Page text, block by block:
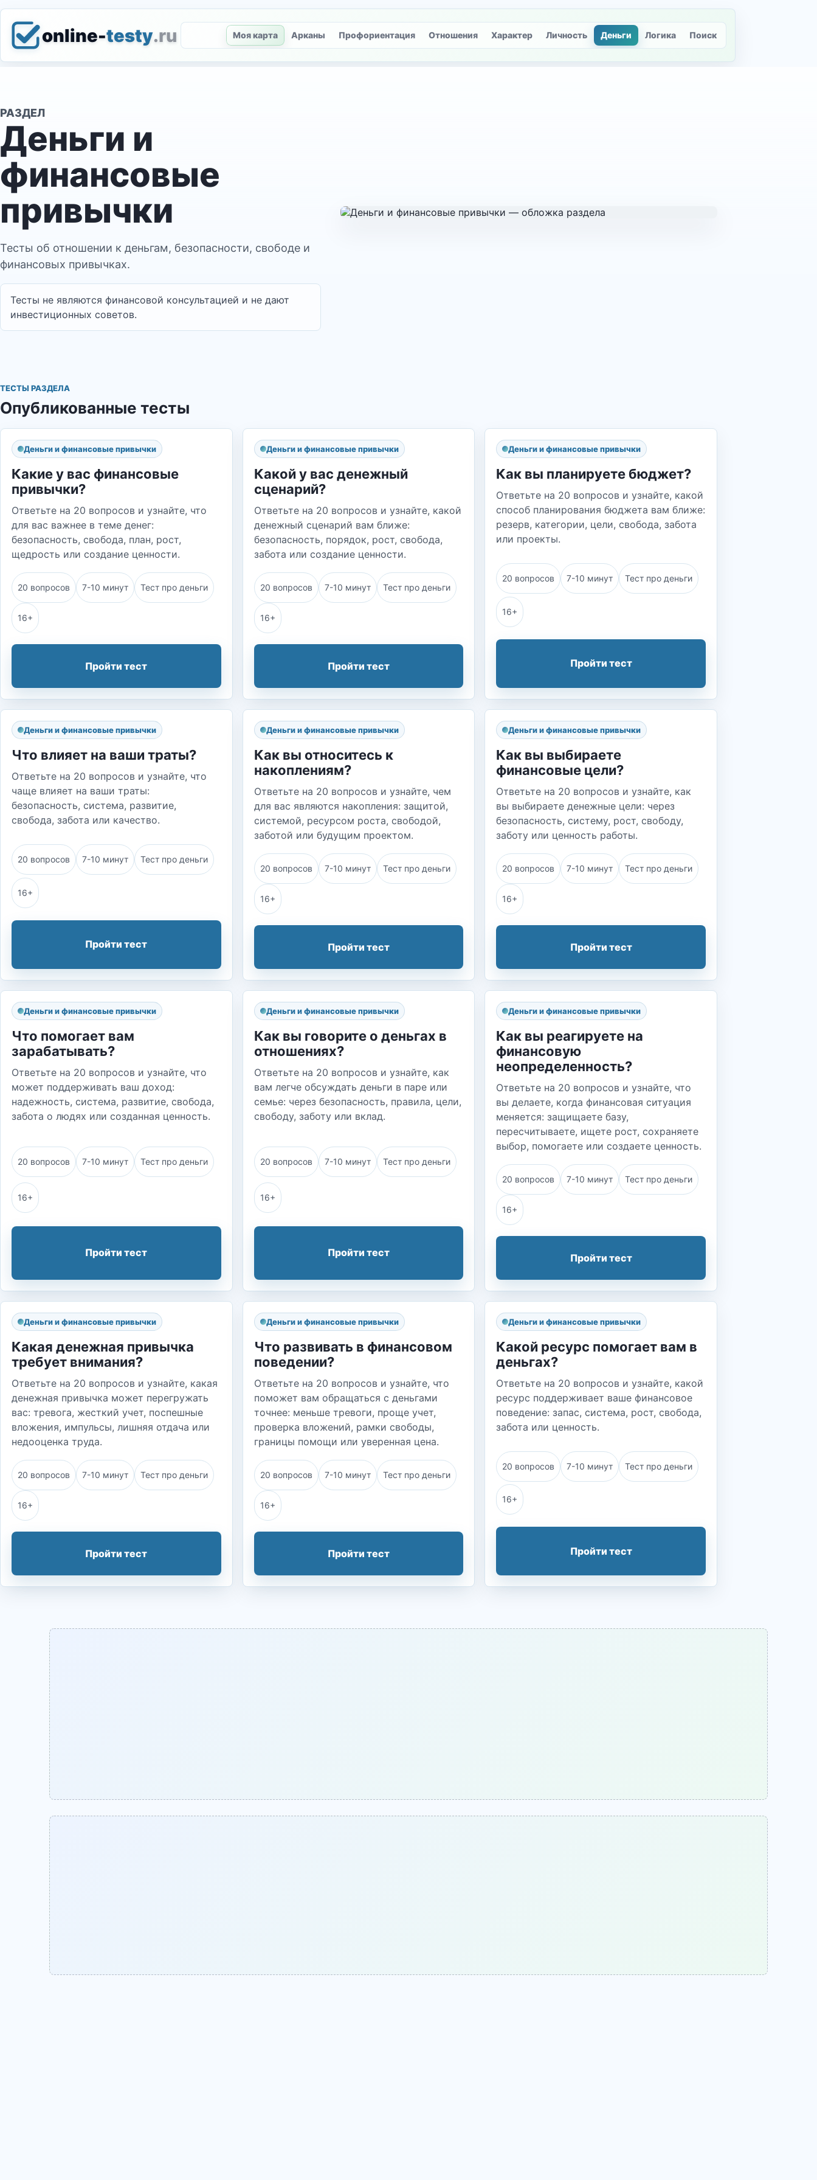
online-testy.ru Моя карта Арканы Профориентация Отношения Характер Личность Деньги Логика Поиск
РАЗДЕЛ
Деньги и
финансовые
привычки
Тесты об отношении к деньгам, безопасности, свободе и
финансовых привычках.
Тесты не являются финансовой консультацией и не дают
инвестиционных советов.
ТЕСТЫ РАЗДЕЛА
Опубликованные тесты
Деньги и финансовые привычки
Какие у вас финансовые
привычки?
Ответьте на 20 вопросов и узнайте, что
для вас важнее в теме денег:
безопасность, свобода, план, рост,
щедрость или создание ценности.
20 вопросов 7-10 минут Тест про деньги
16+
Пройти тест
Деньги и финансовые привычки
Какой у вас денежный
сценарий?
Ответьте на 20 вопросов и узнайте, какой
денежный сценарий вам ближе:
безопасность, порядок, рост, свобода,
забота или создание ценности.
20 вопросов 7-10 минут Тест про деньги
16+
Пройти тест
Деньги и финансовые привычки
Как вы планируете бюджет?
Ответьте на 20 вопросов и узнайте, какой
способ планирования бюджета вам ближе:
резерв, категории, цели, свобода, забота
или проекты.
20 вопросов 7-10 минут Тест про деньги
16+
Пройти тест
Деньги и финансовые привычки
Что влияет на ваши траты?
Ответьте на 20 вопросов и узнайте, что
чаще влияет на ваши траты:
безопасность, система, развитие,
свобода, забота или качество.
20 вопросов 7-10 минут Тест про деньги
16+
Пройти тест
Деньги и финансовые привычки
Как вы относитесь к
накоплениям?
Ответьте на 20 вопросов и узнайте, чем
для вас являются накопления: защитой,
системой, ресурсом роста, свободой,
заботой или будущим проектом.
20 вопросов 7-10 минут Тест про деньги
16+
Пройти тест
Деньги и финансовые привычки
Как вы выбираете
финансовые цели?
Ответьте на 20 вопросов и узнайте, как
вы выбираете денежные цели: через
безопасность, систему, рост, свободу,
заботу или ценность работы.
20 вопросов 7-10 минут Тест про деньги
16+
Пройти тест
Деньги и финансовые привычки
Что помогает вам
зарабатывать?
Ответьте на 20 вопросов и узнайте, что
может поддерживать ваш доход:
надежность, система, развитие, свобода,
забота о людях или созданная ценность.
20 вопросов 7-10 минут Тест про деньги
16+
Пройти тест
Деньги и финансовые привычки
Как вы говорите о деньгах в
отношениях?
Ответьте на 20 вопросов и узнайте, как
вам легче обсуждать деньги в паре или
семье: через безопасность, правила, цели,
свободу, заботу или вклад.
20 вопросов 7-10 минут Тест про деньги
16+
Пройти тест
Деньги и финансовые привычки
Как вы реагируете на
финансовую
неопределенность?
Ответьте на 20 вопросов и узнайте, что
вы делаете, когда финансовая ситуация
меняется: защищаете базу,
пересчитываете, ищете рост, сохраняете
выбор, помогаете или создаете ценность.
20 вопросов 7-10 минут Тест про деньги
16+
Пройти тест
Деньги и финансовые привычки
Какая денежная привычка
требует внимания?
Ответьте на 20 вопросов и узнайте, какая
денежная привычка может перегружать
вас: тревога, жесткий учет, поспешные
вложения, импульсы, лишняя отдача или
недооценка труда.
20 вопросов 7-10 минут Тест про деньги
16+
Пройти тест
Деньги и финансовые привычки
Что развивать в финансовом
поведении?
Ответьте на 20 вопросов и узнайте, что
поможет вам обращаться с деньгами
точнее: меньше тревоги, проще учет,
проверка вложений, рамки свободы,
границы помощи или уверенная цена.
20 вопросов 7-10 минут Тест про деньги
16+
Пройти тест
Деньги и финансовые привычки
Какой ресурс помогает вам в
деньгах?
Ответьте на 20 вопросов и узнайте, какой
ресурс поддерживает ваше финансовое
поведение: запас, система, рост, свобода,
забота или ценность.
20 вопросов 7-10 минут Тест про деньги
16+
Пройти тест